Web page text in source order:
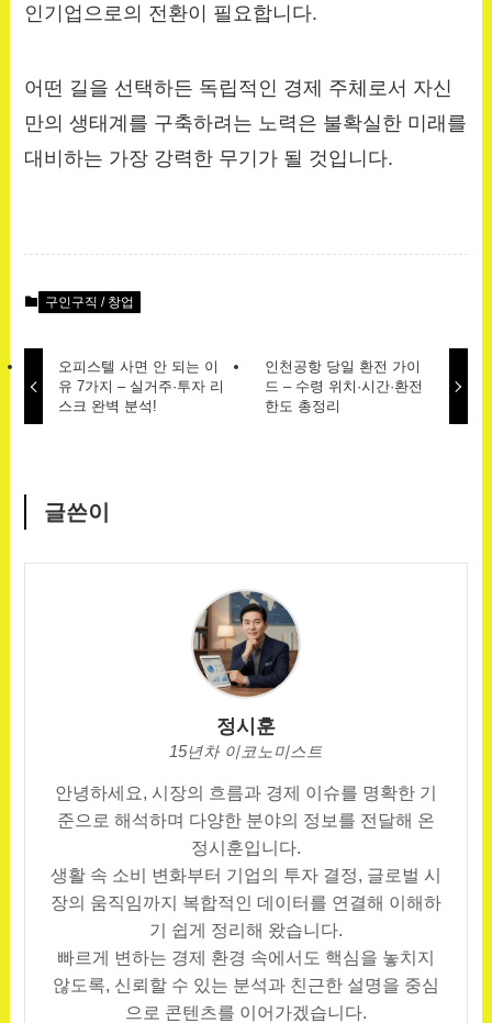
인기업으로의 전환이 필요합니다.
어떤 길을 선택하든 독립적인 경제 주체로서 자신
만의 생태계를 구축하려는 노력은 불확실한 미래를
대비하는 가장 강력한 무기가 될 것입니다.
구인구직 / 창업
오피스텔 사면 안 되는 이
유 7가지 – 실거주·투자 리
스크 완벽 분석!
인천공항 당일 환전 가이
드 – 수령 위치·시간·환전
한도 총정리
글쓴이
정시훈
15년차 이코노미스트
안녕하세요, 시장의 흐름과 경제 이슈를 명확한 기
준으로 해석하며 다양한 분야의 정보를 전달해 온
정시훈입니다.
생활 속 소비 변화부터 기업의 투자 결정, 글로벌 시
장의 움직임까지 복합적인 데이터를 연결해 이해하
기 쉽게 정리해 왔습니다.
빠르게 변하는 경제 환경 속에서도 핵심을 놓치지
않도록, 신뢰할 수 있는 분석과 친근한 설명을 중심
으로 콘텐츠를 이어가겠습니다.